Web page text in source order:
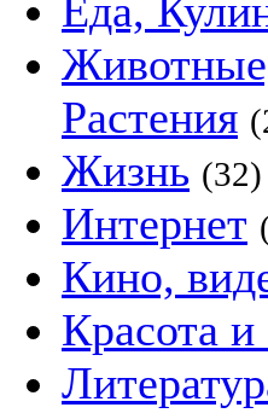
Еда,
Растения
Жизнь (32)
Интернет
Кино,
Красота